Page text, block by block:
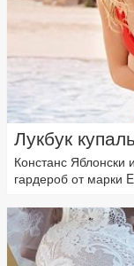
Лукбук
Констанс Яблонски
гардероб от марки